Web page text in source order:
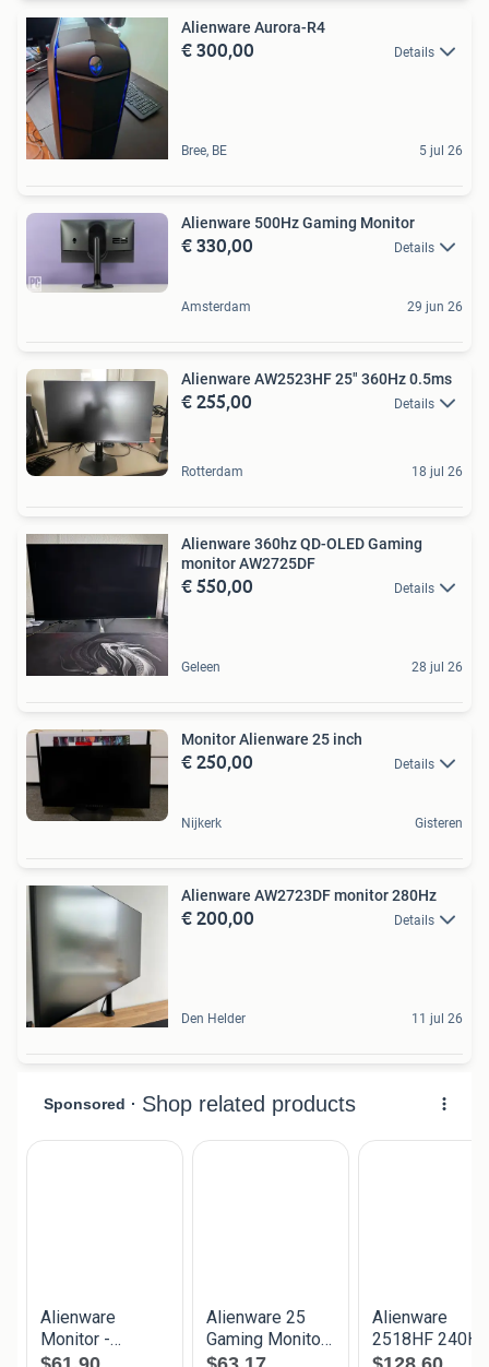
Alienware Aurora-R4
€ 300,00 Details
Bree, BE 5 jul 26
Alienware 500Hz Gaming Monitor
€ 330,00 Details
Amsterdam 29 jun 26
Alienware AW2523HF 25" 360Hz 0.5ms
€ 255,00 Details
Rotterdam 18 jul 26
Alienware 360hz QD-OLED Gaming
monitor AW2725DF
€ 550,00 Details
Geleen 28 jul 26
Monitor Alienware 25 inch
€ 250,00 Details
Nijkerk Gisteren
Alienware AW2723DF monitor 280Hz
€ 200,00 Details
Den Helder 11 jul 26